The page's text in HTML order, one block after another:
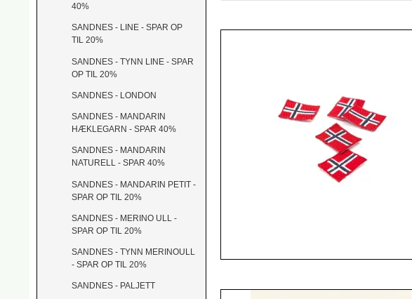
40%
SANDNES - LINE - SPAR OP
TIL 20%
SANDNES - TYNN LINE - SPAR
OP TIL 20%
SANDNES - LONDON
SANDNES - MANDARIN
HÆKLEGARN - SPAR 40%
SANDNES - MANDARIN
NATURELL - SPAR 40%
SANDNES - MANDARIN PETIT -
SPAR OP TIL 20%
SANDNES - MERINO ULL -
SPAR OP TIL 20%
SANDNES - TYNN MERINOULL
- SPAR OP TIL 20%
SANDNES - PALJETT